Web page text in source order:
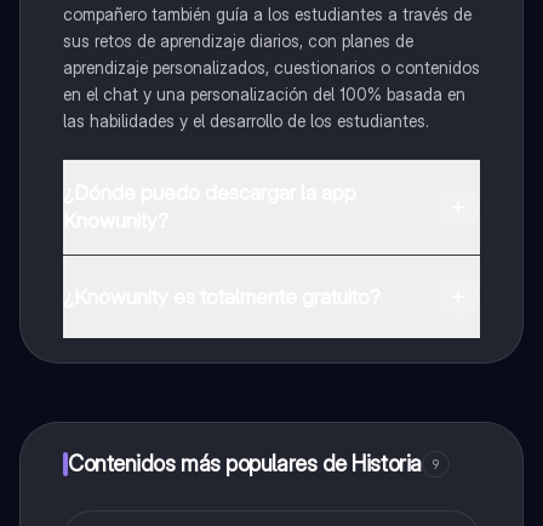
compañero también guía a los estudiantes a través de
sus retos de aprendizaje diarios, con planes de
aprendizaje personalizados, cuestionarios o contenidos
en el chat y una personalización del 100% basada en
las habilidades y el desarrollo de los estudiantes.
a determinadas funciones.
Contenidos más populares de Historia 9